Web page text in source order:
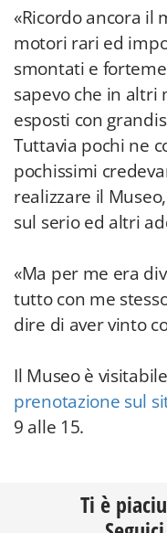
«Ricordo ancora il
motori rari ed
smontati e
sapevo che in altri
esposti con
Tuttavia pochi ne
pochissimi
realizzare il
sul serio ed altri
«Ma per me era
tutto con me
dire di aver vinto
Il Museo è
prenotazione sul
9 alle 15.
Ti è